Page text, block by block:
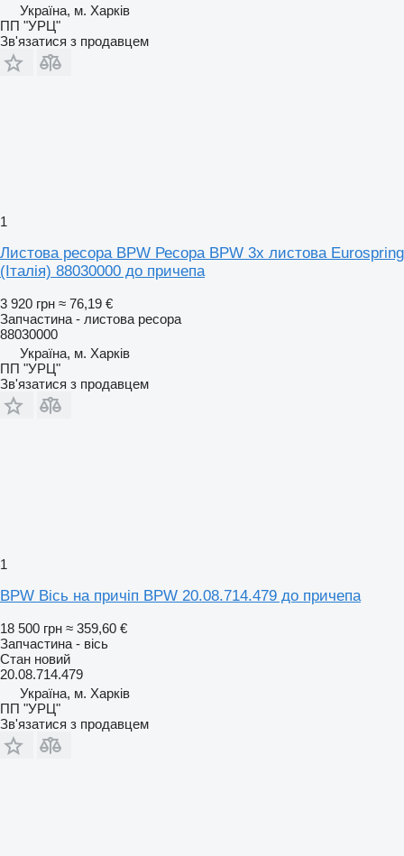
Україна, м. Харків
ПП "УРЦ"
Зв'язатися з продавцем
1
Листова ресора BPW Ресора BPW 3х листова Eurospring
(Італія) 88030000 до причепа
3 920 грн ≈ 76,19 €
Запчастина - листова ресора
88030000
Україна, м. Харків
ПП "УРЦ"
Зв'язатися з продавцем
1
BPW Вісь на причіп BPW 20.08.714.479 до причепа
18 500 грн ≈ 359,60 €
Запчастина - вісь
Стан новий
20.08.714.479
Україна, м. Харків
ПП "УРЦ"
Зв'язатися з продавцем